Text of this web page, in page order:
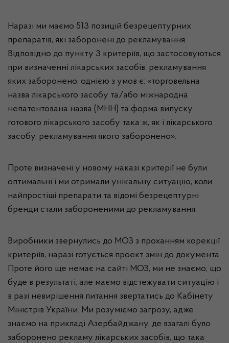
Наразі ми маємо 513 позицій безрецептурних
препаратів, які заборонені до рекламування.
Відповідно до пункту 3 критеріїв, що застосовуються
при визначенні лікарських засобів, рекламування
яких заборонено, однією з умов є: «торговельна
назва лікарського засобу та/або міжнародна
непатентована назва (МНН) та форма випуску
готового лікарського засобу така ж, як і лікарського
засобу, рекламування якого заборонено».
Проте визначені у новому наказі критерії не були
оптимальні і ми отримали унікальну ситуацію, коли
найпростіші препарати та відомі безрецептурні
бренди стали забороненими до рекламування.
Виробники звернулись до МОЗ з проханням корекції
критеріїв, наразі готується проект змін до документа.
Проте його ще немає на сайті МОЗ, ми не знаємо, що
буде в результаті, але маємо відстежувати ситуацію і
в разі невирішення питання звертатись до Кабінету
Міністрів України. Ми розуміємо загрозу, адже
знаємо на прикладі Азербайджану, де взагалі було
заборонено рекламу лікарських засобів, що така